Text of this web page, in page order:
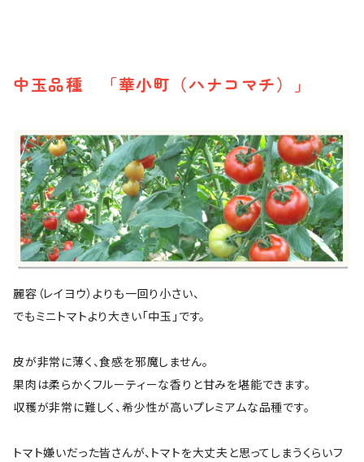
中玉品種 「華小町（ハナコマチ）」
麗容（レイヨウ）よりも一回り小さい、
でもミニトマトより大きい「中玉」です。
皮が非常に薄く、食感を邪魔しません。
果肉は柔らかくフルーティーな香りと甘みを堪能できます。
収穫が非常に難しく、希少性が高いプレミアムな品種です。
トマト嫌いだった皆さんが、トマトを大丈夫と思ってしまうくらいフ